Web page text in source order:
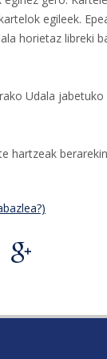
egileek.
horietaz libreki
Udala